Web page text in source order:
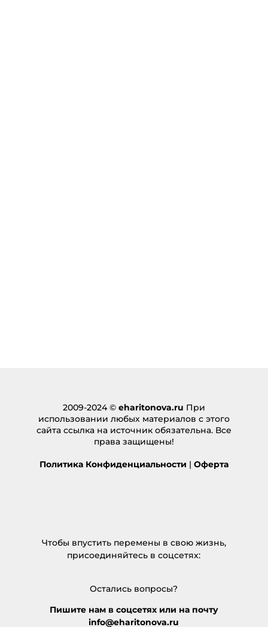
2009-2024 © eharitonova.ru При
использовании любых материалов с этого
сайта ссылка на источник обязательна. Все
права защищены!
Политика Конфиденциальности | Оферта
Чтобы впустить перемены в свою жизнь,
присоединяйтесь в соцсетях:
Остались вопросы?
Пишите нам в соцсетях или на почту
info@eharitonova.ru